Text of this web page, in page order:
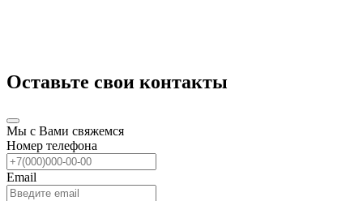
Оставьте свои контакты
Мы с Вами свяжемся
Номер телефона
Email